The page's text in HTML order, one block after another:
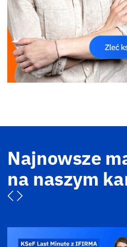
Najnowsze
na naszym